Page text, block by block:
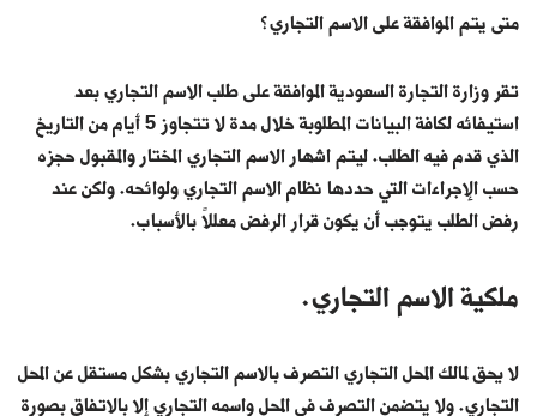
متى يتم الموافقة على الاسم التجاري؟
تقر وزارة التجارة السعودية الموافقة على طلب الاسم التجاري بعد
استيفائه لكافة البيانات المطلوبة خلال مدة لا تتجاوز 5 أيام من التاريخ
الذي قدم فيه الطلب. ليتم اشهار الاسم التجاري المختار والمقبول حجزه
حسب الإجراءات التي حددها نظام الاسم التجاري ولوائحه. ولكن عند
رفض الطلب يتوجب أن يكون قرار الرفض معللاً بالأسباب.
ملكية الاسم التجاري.
لا يحق لمالك المحل التجاري التصرف بالاسم التجاري بشكل مستقل عن المحل
التجاري. ولا يتضمن التصرف في المحل واسمه التجاري إلا بالاتفاق بصورة